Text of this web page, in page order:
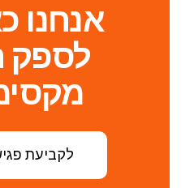
אנחנו
לספק
לקביעת